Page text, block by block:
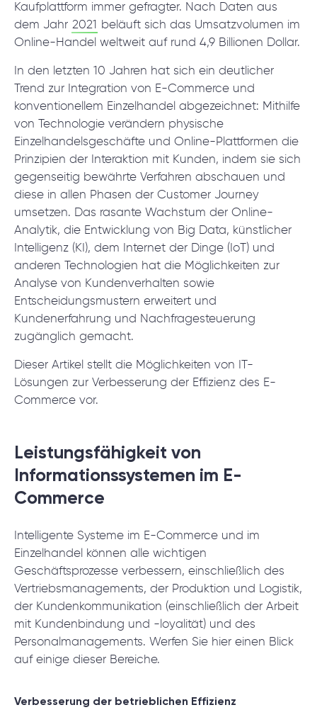
Kaufplattform immer gefragter. Nach Daten aus
dem Jahr 2021
beläuft sich das Umsatzvolumen im
Online-Handel weltweit auf rund 4,9 Billionen Dollar.
In den letzten 10 Jahren hat sich ein deutlicher
Trend zur Integration von E-Commerce und
konventionellem Einzelhandel abgezeichnet: Mithilfe
von Technologie verändern physische
Einzelhandelsgeschäfte und Online-Plattformen die
Prinzipien der Interaktion mit Kunden, indem sie sich
gegenseitig bewährte Verfahren abschauen und
diese in allen Phasen der Customer Journey
umsetzen. Das rasante Wachstum der Online-
Analytik, die Entwicklung von Big Data, künstlicher
Intelligenz (KI), dem Internet der Dinge (IoT) und
anderen Technologien hat die Möglichkeiten zur
Analyse von Kundenverhalten sowie
Entscheidungsmustern erweitert und
Kundenerfahrung und Nachfragesteuerung
zugänglich gemacht.
Dieser Artikel stellt die Möglichkeiten von IT-
Lösungen zur Verbesserung der Effizienz des E-
Commerce vor.
Leistungsfähigkeit von
Informationssystemen im E-
Commerce
Intelligente Systeme im E-Commerce und im
Einzelhandel können alle wichtigen
Geschäftsprozesse verbessern, einschließlich des
Vertriebsmanagements, der Produktion und Logistik,
der Kundenkommunikation (einschließlich der Arbeit
mit Kundenbindung und -loyalität) und des
Personalmanagements. Werfen Sie hier einen Blick
auf einige dieser Bereiche.
Verbesserung der betrieblichen Effizienz
Cookie-Erklärung